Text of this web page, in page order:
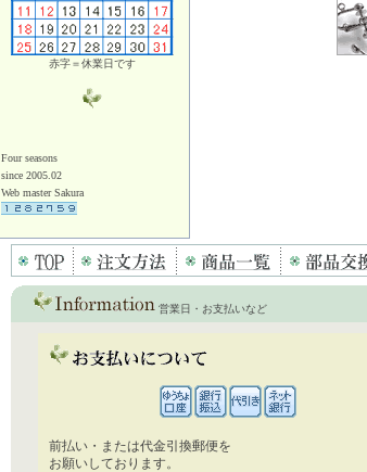
赤字＝休業日です
Four seasons
since 2005.02
Web master Sakura
営業日・お支払いなど
前払い・または代金引換郵便を
お願いしております。